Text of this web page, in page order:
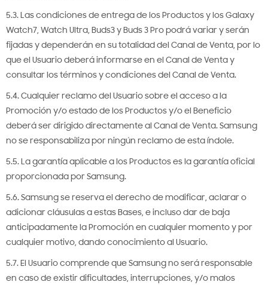
5.3. Las condiciones de entrega de los Productos y los Galaxy
Watch7, Watch Ultra, Buds3 y Buds 3 Pro podrá variar y serán
fijadas y dependerán en su totalidad del Canal de Venta, por lo
que el Usuario deberá informarse en el Canal de Venta y
consultar los términos y condiciones del Canal de Venta.
5.4. Cualquier reclamo del Usuario sobre el acceso a la
Promoción y/o estado de los Productos y/o el Beneficio
deberá ser dirigido directamente al Canal de Venta. Samsung
no se responsabiliza por ningún reclamo de esta índole.
5.5. La garantía aplicable a los Productos es la garantía oficial
proporcionada por Samsung.
5.6. Samsung se reserva el derecho de modificar, aclarar o
adicionar cláusulas a estas Bases, e incluso dar de baja
anticipadamente la Promoción en cualquier momento y por
cualquier motivo, dando conocimiento al Usuario.
5.7. El Usuario comprende que Samsung no será responsable
en caso de existir dificultades, interrupciones, y/o malos